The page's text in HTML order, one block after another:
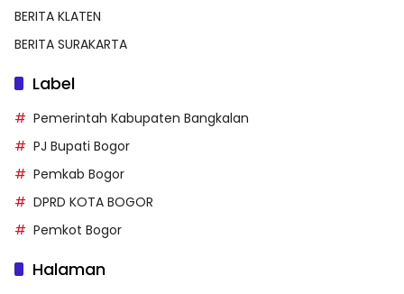
BERITA KLATEN
BERITA SURAKARTA
Label
Pemerintah Kabupaten Bangkalan
PJ Bupati Bogor
Pemkab Bogor
DPRD KOTA BOGOR
Pemkot Bogor
Halaman